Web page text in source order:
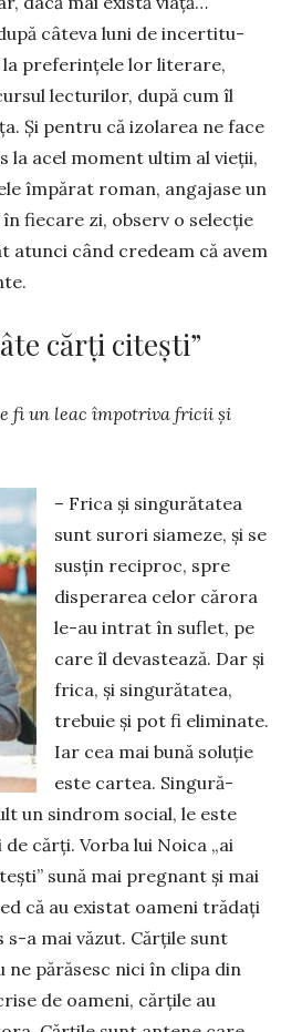
câteva luni de in­certitu­
la pre­ferințele lor literare,
lecturilor, după cum îl
Și pentru că izolarea ne face
la acel moment ultim al vieții,
îm­pă­rat roman, angajase un
fiecare zi, ob­serv o selecție
atunci când credeam că avem
cărți citești”
fi un leac împotriva fricii și
– Frica și singurătatea
sunt surori siameze, și se
susțin reciproc, spre
disperarea celor cărora
le-au intrat în suflet, pe
care îl devastează. Dar și
frica, și singurătatea,
trebuie și pot fi eliminate.
Iar cea mai bună soluție
es­te cartea. Singu­ră­
un sindrom social, le este
cărți. Vorba lui Noica „ai
sună mai preg­­nant și mai
că au exis­tat oameni trădați
a mai văzut. Cărțile sunt
ne părăsesc nici în clipa din
de oameni, cărțile au